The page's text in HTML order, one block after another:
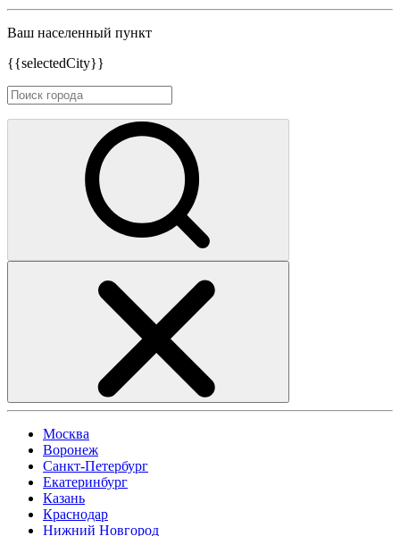
Ваш населенный пункт
{{selectedCity}}
Москва
Воронеж
Санкт-Петербург
Екатеринбург
Казань
Краснодар
Нижний Новгород